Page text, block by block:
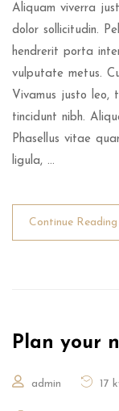
Aliquam viverra
dolor sollicitudin.
hendrerit porta
vulputate metus.
Vivamus justo leo,
tincidunt nibh.
Phasellus vitae
ligula, …
Continue Reading
Plan your
admin 17